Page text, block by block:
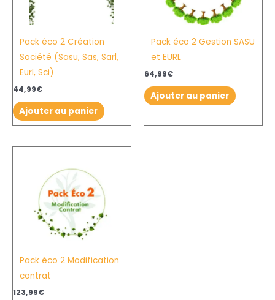
Pack éco 2 Création
Société (Sasu, Sas, Sarl,
Eurl, Sci)
44,99€
Ajouter au panier
Pack éco 2 Gestion SASU
et EURL
64,99€
Ajouter au panier
Pack éco 2 Modification
contrat
123,99€